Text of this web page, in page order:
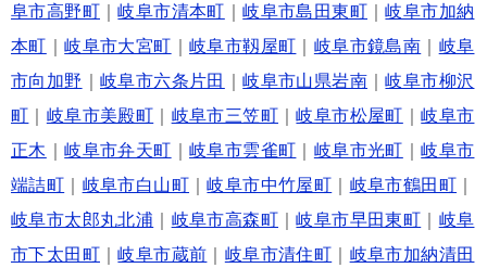
阜市高野町
｜岐阜市清本町 ｜岐阜市島田東町 ｜岐阜市加納
本町
｜岐阜市大宮町 ｜岐阜市靱屋町 岐阜市鏡島南
岐阜
市向加野 ｜岐阜市六条片田 ｜岐阜市山県岩南 ｜岐阜市柳沢
町
岐阜市美殿町 岐阜市三笠町 ｜岐阜市松屋町 ｜岐阜市
正木
｜岐阜市弁天町 ｜岐阜市雲雀町 岐阜市光町 ｜岐阜市
端詰町
岐阜市白山町 ｜岐阜市中竹屋町 岐阜市鶴田町
岐阜市太郎丸北浦
岐阜市高森町 ｜岐阜市早田東町
岐阜
市下太田町
｜岐阜市蔵前 岐阜市清住町
岐阜市加納清田